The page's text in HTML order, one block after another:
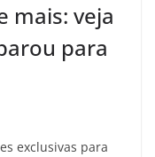
mais: veja
para
exclusivas para